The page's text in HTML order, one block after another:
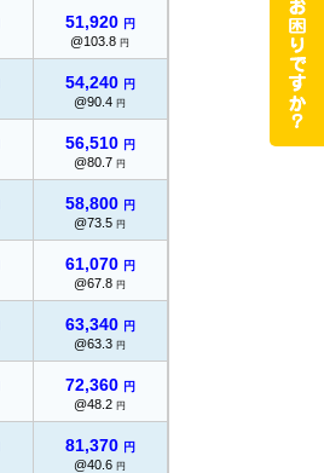
51,920 円
@103.8円
54,240 円
@90.4円
56,510 円
@80.7円
円
58,800 円
@73.5円
61,070 円
@67.8円
63,340 円
@63.3円
72,360 円
@48.2円
81,370 円
@40.6円